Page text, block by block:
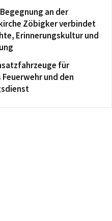
an der
Zöbigker verbindet
Erinnerungskultur und
für
Feuerwehr und den